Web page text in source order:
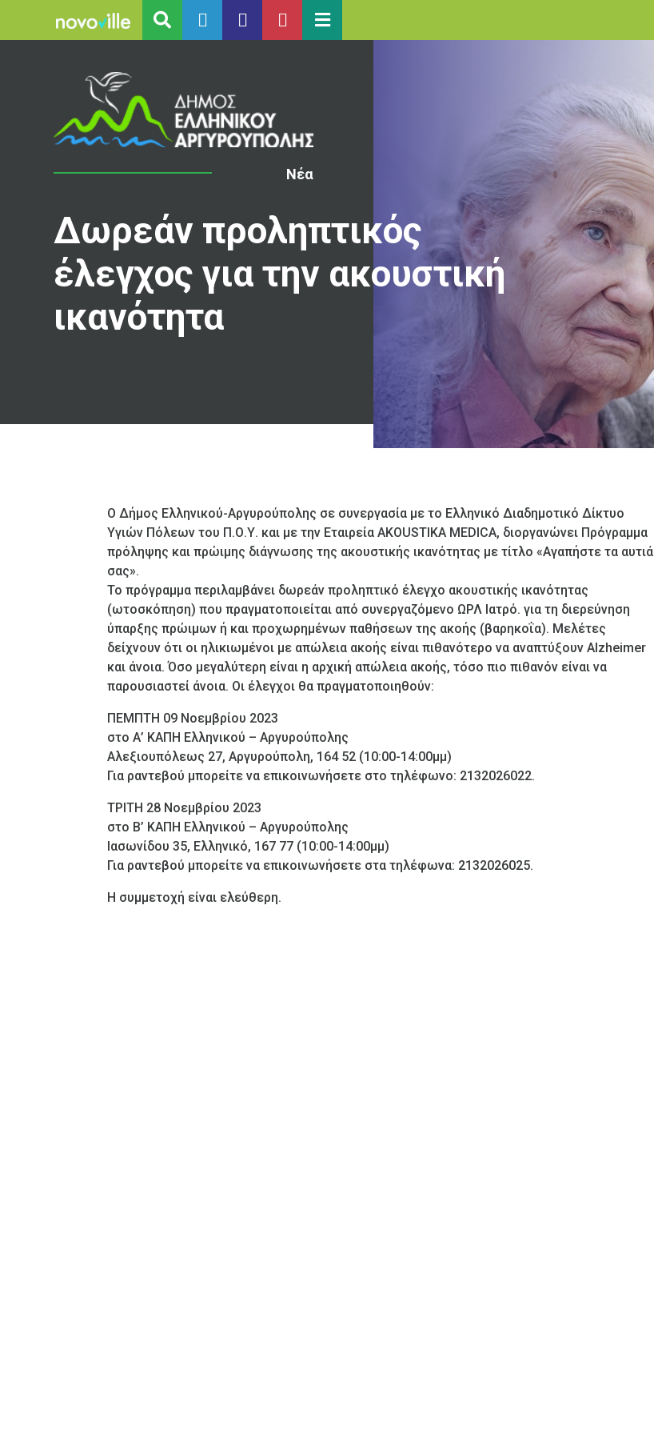
Νέα
Δωρεάν προληπτικός
έλεγχος για την ακουστική
ικανότητα
Ο Δήμος Ελληνικού-Αργυρούπολης σε συνεργασία με το Ελληνικό Διαδημοτικό Δίκτυο
Υγιών Πόλεων του Π.Ο.Υ. και με την Εταιρεία AKOUSTIKA MEDICA, διοργανώνει Πρόγραμμα
πρόληψης και πρώιμης διάγνωσης της ακουστικής ικανότητας με τίτλο «Αγαπήστε τα αυτιά
σας».
Το πρόγραμμα περιλαμβάνει δωρεάν προληπτικό έλεγχο ακουστικής ικανότητας
(ωτοσκόπηση) που πραγματοποιείται από συνεργαζόμενο ΩΡΛ Ιατρό. για τη διερεύνηση
ύπαρξης πρώιμων ή και προχωρημένων παθήσεων της ακοής (βαρηκοΐα). Μελέτες
δείχνουν ότι οι ηλικιωμένοι με απώλεια ακοής είναι πιθανότερο να αναπτύξουν Alzheimer
και άνοια. Όσο μεγαλύτερη είναι η αρχική απώλεια ακοής, τόσο πιο πιθανόν είναι να
παρουσιαστεί άνοια. Οι έλεγχοι θα πραγματοποιηθούν:
ΠΕΜΠΤΗ 09 Νοεμβρίου 2023
στο Α’ ΚΑΠΗ Ελληνικού – Αργυρούπολης
Αλεξιουπόλεως 27, Αργυρούπολη, 164 52 (10:00-14:00μμ)
Για ραντεβού μπορείτε να επικοινωνήσετε στο τηλέφωνο: 2132026022.
ΤΡΙΤΗ 28 Νοεμβρίου 2023
στο B’ ΚΑΠΗ Ελληνικού – Αργυρούπολης
Ιασωνίδου 35, Ελληνικό, 167 77 (10:00-14:00μμ)
Για ραντεβού μπορείτε να επικοινωνήσετε στα τηλέφωνα: 2132026025.
Η συμμετοχή είναι ελεύθερη.